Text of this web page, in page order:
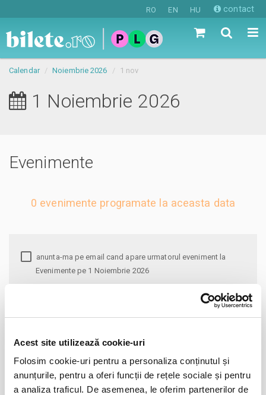
Acest site utilizează cookie-uri
Folosim cookie-uri pentru a personaliza conținutul și
anunțurile, pentru a oferi funcții de rețele sociale și pentru
a analiza traficul. De asemenea, le oferim partenerilor de
RO EN HU contact
Calendar Noiembrie 2026 1 nov
1 Noiembrie 2026
Evenimente
0 evenimente programate la aceasta data
Evenimente pe 1 Noiembrie 2026
Alege alta data
Lu
Ma Mi Jo Vi Sâ
Du
27